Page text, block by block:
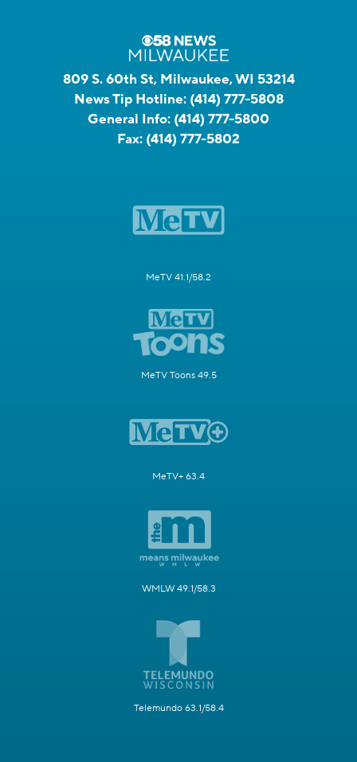
809 S. 60th St, Milwaukee, WI 53214
News Tip Hotline: (414) 777-5808
General Info: (414) 777-5800
Fax: (414) 777-5802
MeTV 41.1/58.2
MeTV Toons 49.5
MeTV+ 63.4
WMLW 49.1/58.3
Telemundo 63.1/58.4